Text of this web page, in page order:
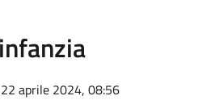
aprile 2024, 08:56